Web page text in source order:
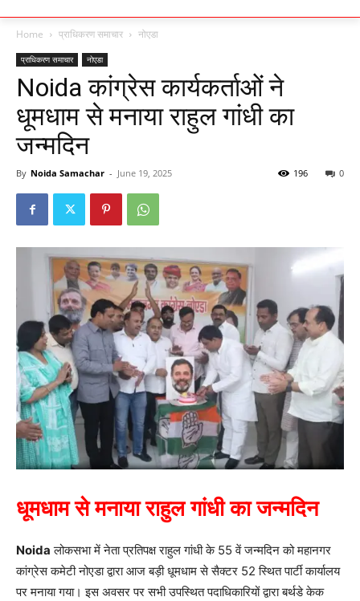
Home प्राधिकरण समाचार नोएडा
प्राधिकरण समाचार नोएडा
Noida कांग्रेस कार्यकर्ताओं ने
धूमधाम से मनाया राहुल गांधी का
जन्मदिन
By Noida Samachar - June 19, 2025 0
196
धूमधाम से मनाया राहुल गांधी का जन्मदिन
Noida लोकसभा में नेता प्रतिपक्ष राहुल गांधी के 55 वें जन्मदिन को महानगर
कांग्रेस कमेटी नोएडा द्वारा आज बड़ी धूमधाम से सैक्टर 52 स्थित पार्टी कार्यालय
पर मनाया गया। इस अवसर पर सभी उपस्थित पदाधिकारियों द्वारा बर्थडे केक